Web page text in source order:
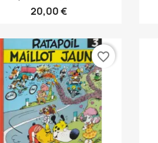
20,00 €
favorite_border